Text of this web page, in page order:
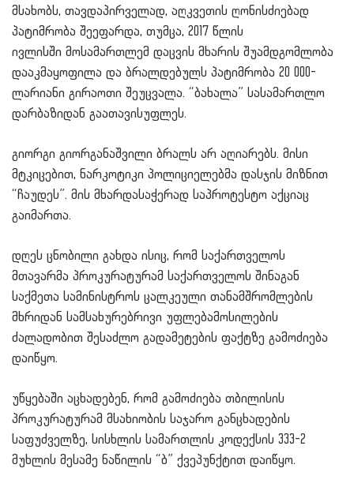
მსახობს, თავდაპირველად, აღკვეთის ღონისძიებად
პატიმრობა შეეფარდა, თუმცა, 2017 წლის
ივლისში მოსამართლემ დაცვის მხარის შუამდგომლობა
დააკმაყოფილა და ბრალდებულს პატიმრობა 20 000-
ლარიანი გირაოთი შეუცვალა. “ბახალა” სასამართლო
დარბაზიდან გაათავისუფლეს.
გიორგი გიორგანაშვილი ბრალს არ აღიარებს. მისი
მტკიცებით, ნარკოტიკი პოლიციელებმა დასჯის მიზნით
“ჩაუდეს”. მის მხარდასაჭერად საპროტესტო აქციაც
გაიმართა.
დღეს ცნობილი გახდა ისიც, რომ საქართველოს
მთავარმა პროკურატურამ საქართველოს შინაგან
საქმეთა სამინისტროს ცალკეული თანამშრომლების
მხრიდან სამსახურებრივი უფლებამოსილების
ძალადობით შესაძლო გადამეტების ფაქტზე გამოძიება
დაიწყო.
უწყებაში აცხადებენ, რომ გამოძიება თბილისის
პროკურატურამ მსახიობის საჯარო განცხადების
საფუძველზე, სისხლის სამართლის კოდექსის 333-2
მუხლის მესამე ნაწილის “ბ” ქვეპუნქტით დაიწყო.